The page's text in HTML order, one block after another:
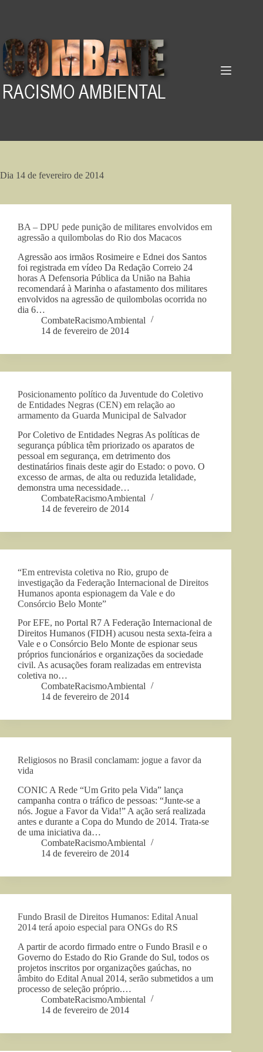
Dia 14 de fevereiro de 2014
BA – DPU pede punição de militares envolvidos em
agressão a quilombolas do Rio dos Macacos
Agressão aos irmãos Rosimeire e Ednei dos Santos
foi registrada em vídeo Da Redação Correio 24
horas A Defensoria Pública da União na Bahia
recomendará à Marinha o afastamento dos militares
envolvidos na agressão de quilombolas ocorrida no
dia 6…
CombateRacismoAmbiental
14 de fevereiro de 2014
Posicionamento político da Juventude do Coletivo
de Entidades Negras (CEN) em relação ao
armamento da Guarda Municipal de Salvador
Por Coletivo de Entidades Negras As políticas de
segurança pública têm priorizado os aparatos de
pessoal em segurança, em detrimento dos
destinatários finais deste agir do Estado: o povo. O
excesso de armas, de alta ou reduzida letalidade,
demonstra uma necessidade…
CombateRacismoAmbiental
14 de fevereiro de 2014
“Em entrevista coletiva no Rio, grupo de
investigação da Federação Internacional de Direitos
Humanos aponta espionagem da Vale e do
Consórcio Belo Monte”
Por EFE, no Portal R7 A Federação Internacional de
Direitos Humanos (FIDH) acusou nesta sexta-feira a
Vale e o Consórcio Belo Monte de espionar seus
próprios funcionários e organizações da sociedade
civil. As acusações foram realizadas em entrevista
coletiva no…
CombateRacismoAmbiental
14 de fevereiro de 2014
Religiosos no Brasil conclamam: jogue a favor da
vida
CONIC A Rede “Um Grito pela Vida” lança
campanha contra o tráfico de pessoas: “Junte-se a
nós. Jogue a Favor da Vida!” A ação será realizada
antes e durante a Copa do Mundo de 2014. Trata-se
de uma iniciativa da…
CombateRacismoAmbiental
14 de fevereiro de 2014
Fundo Brasil de Direitos Humanos: Edital Anual
2014 terá apoio especial para ONGs do RS
A partir de acordo firmado entre o Fundo Brasil e o
Governo do Estado do Rio Grande do Sul, todos os
projetos inscritos por organizações gaúchas, no
âmbito do Edital Anual 2014, serão submetidos a um
processo de seleção próprio.…
CombateRacismoAmbiental
14 de fevereiro de 2014